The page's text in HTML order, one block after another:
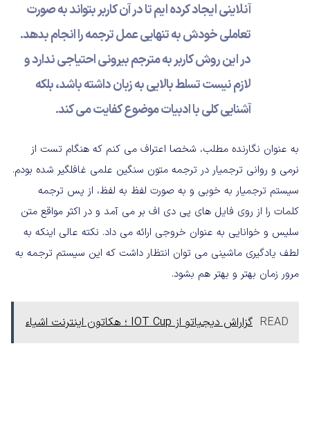
آنلاینی ایجاد کرده ایم تا در آن کاربر بتواند به صورت
تعاملی خودش به تنهایی عمل ترجمه را انجام بدهد.
در این روش کاربر به مترجم بیرونی احتیاجی ندارد و
لازم نیست تسلط بالایی به زبان داشته باشد، بلکه
آشنایی کلی با ادبیات موضوع کفایت می کند.
به عنوان نگارنده مطلب، شخصا اعتراف می کنم که هنگام تست از
نرمی و روانی ترجمیار در ترجمه متون سنگین علمی غافلگیر شده بودم.
سیستم ترجمیار به خوبی و به صورت لفظ به لفظ، از پس ترجمه
کلمات را از روی فایل های پی دی اف بر می آمد و در اکثر مواقع متن
سلیس و خوانایی به عنوان خروجی ارائه می داد. نکته عالی اینکه به
لطف یادگیری ماشینی می توان انتظار داشت که این سیستم ترجمه به
مرور زمان بهتر و بهتر هم بشود.
READ گزاراش دیجیاتو از IOT Cup ؛ هکاتون اینترنت اشیاء